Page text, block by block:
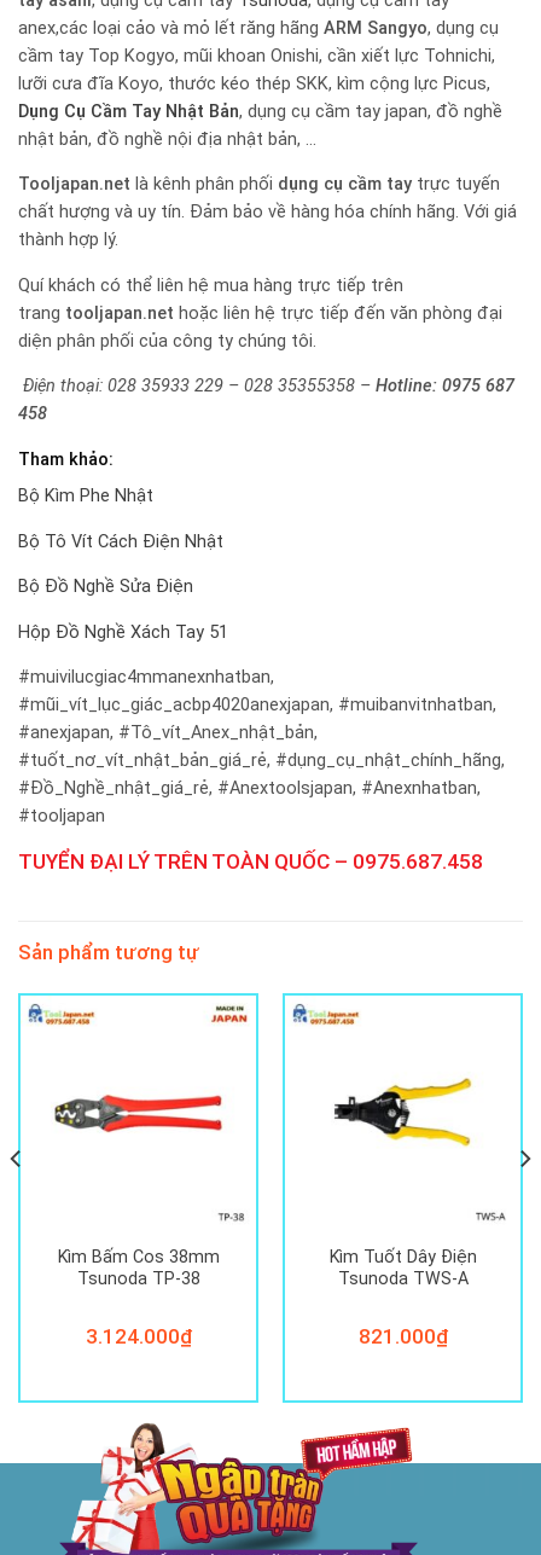
anex,các loại cảo và mỏ lết răng hãng ARM Sangyo, dụng cụ
cầm tay Top Kogyo, mũi khoan Onishi, cần xiết lực Tohnichi,
lưỡi cưa đĩa Koyo, thước kéo thép SKK, kìm cộng lực Picus,
Dụng Cụ Cầm Tay Nhật Bản, dụng cụ cầm tay japan, đồ nghề
nhật bản, đồ nghề nội địa nhật bản, …
Tooljapan.net là kênh phân phối dụng cụ cầm tay trực tuyến
chất hượng và uy tín. Đảm bảo về hàng hóa chính hãng. Với giá
thành hợp lý.
Quí khách có thể liên hệ mua hàng trực tiếp trên
trang tooljapan.net hoặc liên hệ trực tiếp đến văn phòng đại
diện phân phối của công ty chúng tôi.
Điện thoại: 028 35933 229 – 028 35355358 – Hotline: 0975 687
458
Tham khảo:
Bộ Kìm Phe Nhật
Bộ Tô Vít Cách Điện Nhật
Bộ Đồ Nghề Sửa Điện
Hộp Đồ Nghề Xách Tay 51
#muivilucgiac4mmanexnhatban,
#mũi_vít_lục_giác_acbp4020anexjapan, #muibanvitnhatban,
#anexjapan, #Tô_vít_Anex_nhật_bản,
#tuốt_nơ_vít_nhật_bản_giá_rẻ, #dụng_cụ_nhật_chính_hãng,
#Đồ_Nghề_nhật_giá_rẻ, #Anextoolsjapan, #Anexnhatban,
#tooljapan
TUYỂN ĐẠI LÝ TRÊN TOÀN QUỐC – 0975.687.458
Sản phẩm tương tự
Kìm Bấm Cos 38mm
Tsunoda TP-38
3.124.000₫
Kìm Tuốt Dây Điện
Tsunoda TWS-A
821.000₫